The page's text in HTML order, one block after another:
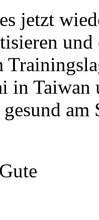
jetzt
in Taiwan
am